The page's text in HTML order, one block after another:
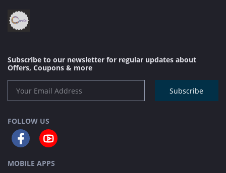
Subscribe to our newsletter for regular updates about
Offers, Coupons & more
Subscribe
FOLLOW US
MOBILE APPS